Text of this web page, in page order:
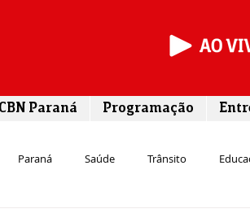
CBN Paraná Programação
Paraná Saúde Trânsito